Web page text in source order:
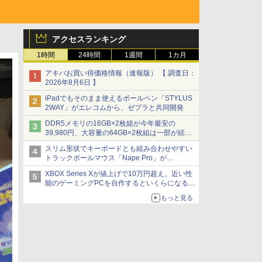
アクセスランキング
1時間 24時間 1週間 1カ月
アキバお買い得価格情報（速報版） 【 調査日：
2026年8月6日 】
iPadでもそのまま使えるボールペン「STYLUS
2WAY」がエレコムから、ゼブラと共同開発
DDR5メモリの16GB×2枚組が今年最安の
39,980円、大容量の64GB×2枚組は一部が続騰
[8月前半のメモリ価格]
スリム形状でキーボードとも組み合わせやすい
トラックボールマウス「Nape Pro」が
Keychronから
XBOX Series Xが値上げで10万円超え。近い性
能のゲーミングPCを自作するといくらになる？
【石田賀津男の『酒の肴にPCゲーム』】
もっと見る